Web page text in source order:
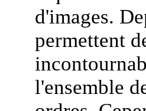
d'images.
permettent
l'ensemble